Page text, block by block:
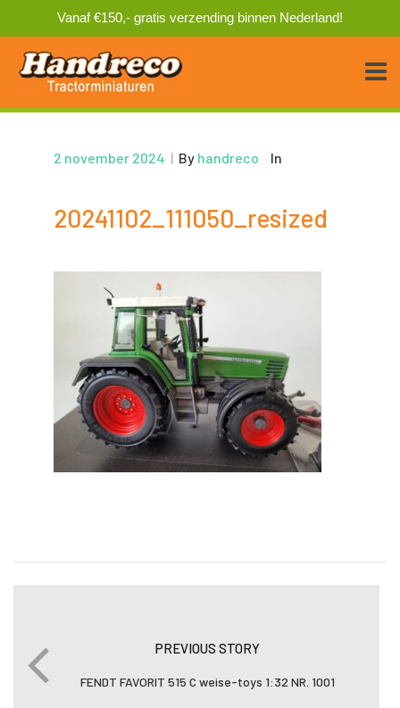
Vanaf €150,- gratis verzending binnen Nederland!
2 november 2024 | By handreco In
20241102_111050_resized
PREVIOUS STORY
FENDT FAVORIT 515 C weise-toys 1:32 NR. 1001